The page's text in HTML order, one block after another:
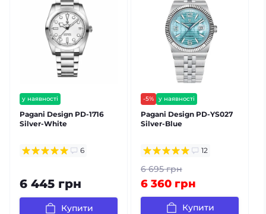
у наявності
безкоштовна доставка
гарантія 12 міс
Pagani Design PD-1716
Silver-White
6
6 445 грн
Купити
-5%
у наявності
безкоштовна доставка
гарантія 12 міс
Pagani Design PD-YS027
Silver-Blue
12
6 695 грн
6 360 грн
Купити